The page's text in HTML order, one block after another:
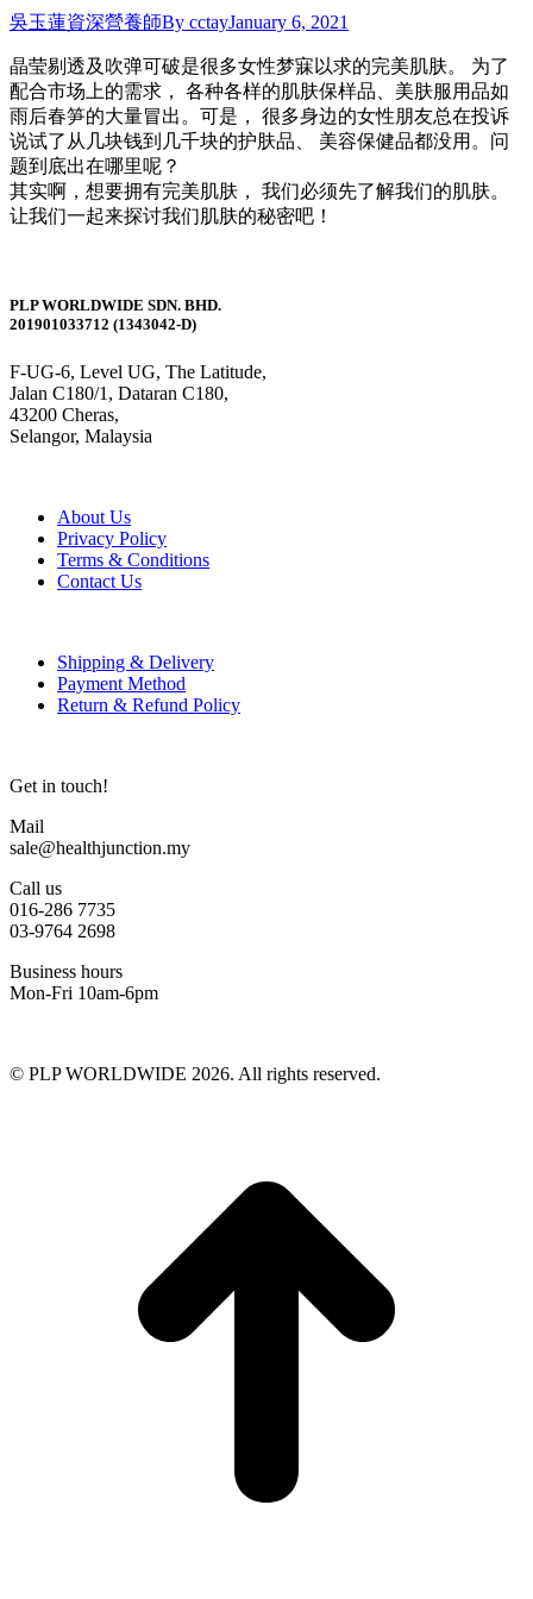
吳玉蓮資深營養師By cctayJanuary 6, 2021
晶莹剔透及吹弹可破是很多女性梦寐以求的完美肌肤。 为了
配合市场上的需求， 各种各样的肌肤保样品、美肤服用品如
雨后春笋的大量冒出。可是， 很多身边的女性朋友总在投诉
说试了从几块钱到几千块的护肤品、 美容保健品都没用。问
题到底出在哪里呢？
其实啊，想要拥有完美肌肤， 我们必须先了解我们的肌肤。
让我们一起来探讨我们肌肤的秘密吧！
PLP WORLDWIDE SDN. BHD.
201901033712 (1343042-D)
F-UG-6, Level UG, The Latitude,
Jalan C180/1, Dataran C180,
43200 Cheras,
Selangor, Malaysia
About Us
Privacy Policy
Terms & Conditions
Contact Us
Shipping & Delivery
Payment Method
Return & Refund Policy
Get in touch!
Mail
sale@healthjunction.my
Call us
016-286 7735
03-9764 2698
Business hours
Mon-Fri 10am-6pm
© PLP WORLDWIDE 2026. All rights reserved.